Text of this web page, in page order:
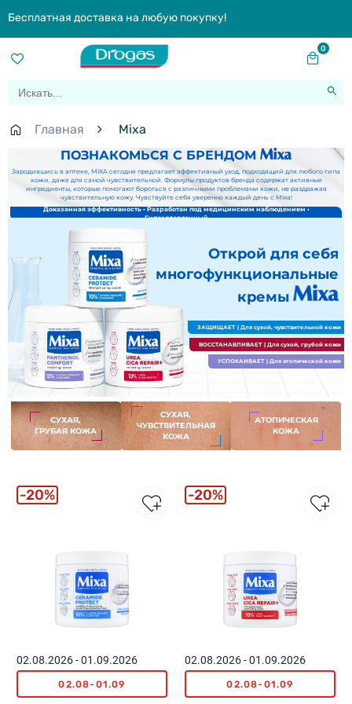
Бесплатная доставка на любую покупку!
0
Главная Mixa
ПОЗНАКОМЬСЯ С БРЕНДОМ
Зародившись в аптеке, MIXA сегодня предлагает эффективный уход, подходящий для любого типа
кожи, даже для самой чувствительной. Формулы продуктов бренда содержат активные
ингредиенты, которые помогают бороться с различными проблемами кожи, не раздражая
чувствительную кожу. Чувствуйте себя уверенно каждый день с Mixa!
Доказанная эффективность • Разработан под медицинским наблюдением •
Гипоаллергенный
Открой для себя
многофункциональные
кремы
ЗАЩИЩАЕТ | Для сухой, чувствительной кожи
ВОССТАНАВЛИВАЕТ | Для сухой, грубой кожи
УСПОКАИВАЕТ | Для атопической кожи
СУХАЯ,
ГРУБАЯ КОЖА
СУХАЯ,
ЧУВСТВИТЕЛЬНАЯ
КОЖА
АТОПИЧЕСКАЯ
КОЖА
02.08.2026 - 01.09.2026
02.08-01.09
20%
02.08.2026 - 01.09.2026
02.08-01.09
20%